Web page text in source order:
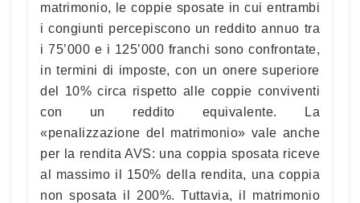
matrimonio, le coppie sposate in cui entrambi
i congiunti percepiscono un reddito annuo tra
i 75’000 e i 125’000 franchi sono confrontate,
in termini di imposte, con un onere superiore
del 10% circa rispetto alle coppie conviventi
con un reddito equivalente. La
«penalizzazione del matrimonio» vale anche
per la rendita AVS: una coppia sposata riceve
al massimo il 150% della rendita, una coppia
non sposata il 200%. Tuttavia, il matrimonio